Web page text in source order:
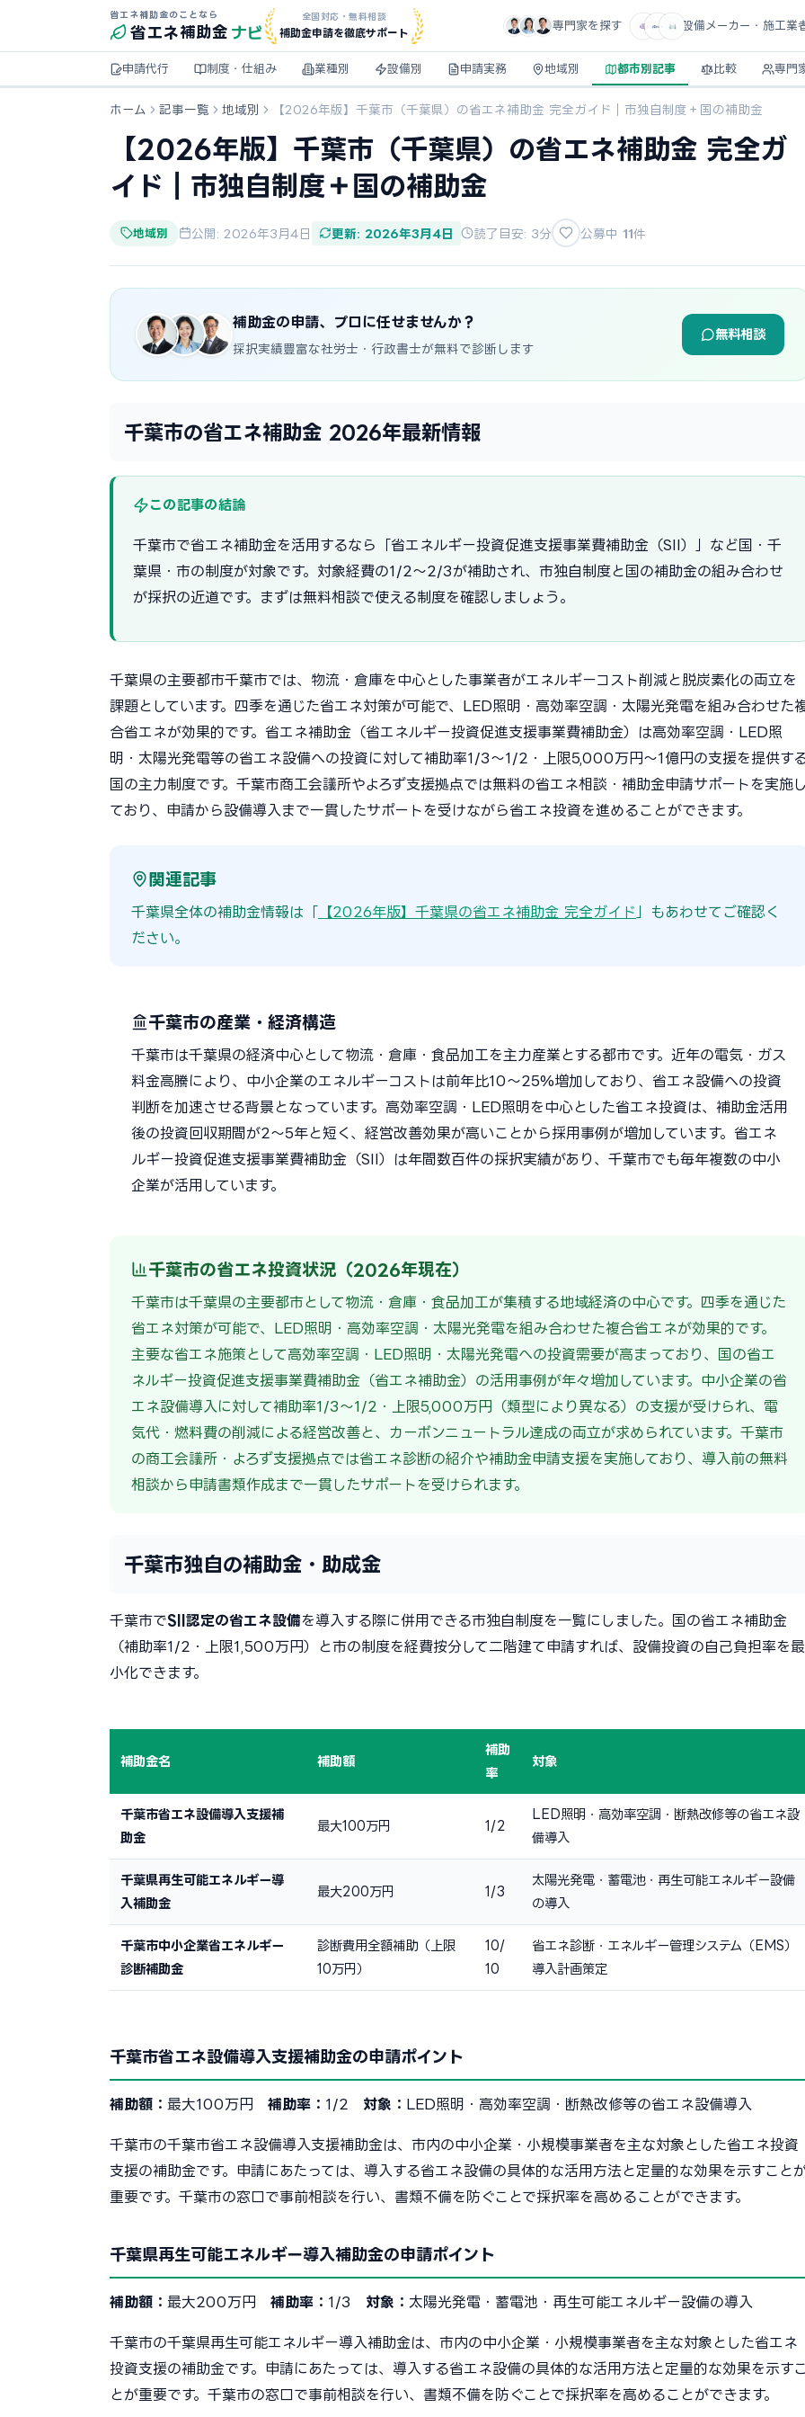
省エネ補助金のことなら
省エネ補助金 ナビ
全国対応・無料相談
補助金申請を徹底サポート
専門家を探す 設備メーカー・施工業
申請代行 制度・仕組み 業種別 設備別 申請実務 地域別 都市別記事 比較 専門
ホーム 記事一覧 地域別 【2026年版】千葉市（千葉県）の省エネ補助金 完全ガイド｜市独自制度＋国の補助金
【2026年版】千葉市（千葉県）の省エネ補助金 完全ガ
イド｜市独自制度＋国の補助金
地域別 公開: 2026年3月4日 更新: 2026年3月4日 読了目安: 3分 公募中 11件
補助金の申請、プロに任せませんか？
採択実績豊富な社労士・行政書士が無料で診断します
無料相談
千葉市の省エネ補助金 2026年最新情報
この記事の結論
千葉市で省エネ補助金を活用するなら「省エネルギー投資促進支援事業費補助金（SII）」など国・千
葉県・市の制度が対象です。対象経費の1/2〜2/3が補助され、市独自制度と国の補助金の組み合わせ
が採択の近道です。まずは無料相談で使える制度を確認しましょう。
千葉県の主要都市千葉市では、物流・倉庫を中心とした事業者がエネルギーコスト削減と脱炭素化の両立を
課題としています。四季を通じた省エネ対策が可能で、LED照明・高効率空調・太陽光発電を組み合わせた
合省エネが効果的です。省エネ補助金（省エネルギー投資促進支援事業費補助金）は高効率空調・LED照
明・太陽光発電等の省エネ設備への投資に対して補助率1/3〜1/2・上限5,000万円〜1億円の支援を提供す
国の主力制度です。千葉市商工会議所やよろず支援拠点では無料の省エネ相談・補助金申請サポートを実施し
ており、申請から設備導入まで一貫したサポートを受けながら省エネ投資を進めることができます。
関連記事
千葉県全体の補助金情報は「 【2026年版】千葉県の省エネ補助金 完全ガイド
」もあわせてご確認く
ださい。
千葉市の産業・経済構造
千葉市は千葉県の経済中心として物流・倉庫・食品加工を主力産業とする都市です。近年の電気・ガス
料金高騰により、中小企業のエネルギーコストは前年比10〜25%増加しており、省エネ設備への投資
判断を加速させる背景となっています。高効率空調・LED照明を中心とした省エネ投資は、補助金活用
後の投資回収期間が2〜5年と短く、経営改善効果が高いことから採用事例が増加しています。省エネ
ルギー投資促進支援事業費補助金（SII）は年間数百件の採択実績があり、千葉市でも毎年複数の中小
企業が活用しています。
千葉市の省エネ投資状況（2026年現在）
千葉市は千葉県の主要都市として物流・倉庫・食品加工が集積する地域経済の中心です。四季を通じた
省エネ対策が可能で、LED照明・高効率空調・太陽光発電を組み合わせた複合省エネが効果的です。
主要な省エネ施策として高効率空調・LED照明・太陽光発電への投資需要が高まっており、国の省エ
ネルギー投資促進支援事業費補助金（省エネ補助金）の活用事例が年々増加しています。中小企業の省
エネ設備導入に対して補助率1/3〜1/2・上限5,000万円（類型により異なる）の支援が受けられ、電
気代・燃料費の削減による経営改善と、カーボンニュートラル達成の両立が求められています。千葉市
の商工会議所・よろず支援拠点では省エネ診断の紹介や補助金申請支援を実施しており、導入前の無料
相談から申請書類作成まで一貫したサポートを受けられます。
千葉市独自の補助金・助成金
千葉市でSII認定の省エネ設備を導入する際に併用できる市独自制度を一覧にしました。国の省エネ補助金
（補助率1/2・上限1,500万円）と市の制度を経費按分して二階建て申請すれば、設備投資の自己負担率を最
小化できます。
補助金名 補助額
補助
率
対象
千葉市省エネ設備導入支援補
助金
最大100万円 1/2
LED照明・高効率空調・断熱改修等の省エネ設
備導入
千葉県再生可能エネルギー導
入補助金
最大200万円 1/3
太陽光発電・蓄電池・再生可能エネルギー設備
の導入
千葉市中小企業省エネルギー
診断補助金
診断費用全額補助（上限
10万円）
10/
10
省エネ診断・エネルギー管理システム（EMS）
導入計画策定
千葉市省エネ設備導入支援補助金の申請ポイント
補助額： 最大100万円 補助率： 1/2 対象： LED照明・高効率空調・断熱改修等の省エネ設備導入
千葉市の千葉市省エネ設備導入支援補助金は、市内の中小企業・小規模事業者を主な対象とした省エネ投資
支援の補助金です。申請にあたっては、導入する省エネ設備の具体的な活用方法と定量的な効果を示すこと
重要です。千葉市の窓口で事前相談を行い、書類不備を防ぐことで採択率を高めることができます。
千葉県再生可能エネルギー導入補助金の申請ポイント
補助額： 最大200万円 補助率： 1/3 対象： 太陽光発電・蓄電池・再生可能エネルギー設備の導入
千葉市の千葉県再生可能エネルギー導入補助金は、市内の中小企業・小規模事業者を主な対象とした省エネ
投資支援の補助金です。申請にあたっては、導入する省エネ設備の具体的な活用方法と定量的な効果を示すこ
とが重要です。千葉市の窓口で事前相談を行い、書類不備を防ぐことで採択率を高めることができます。